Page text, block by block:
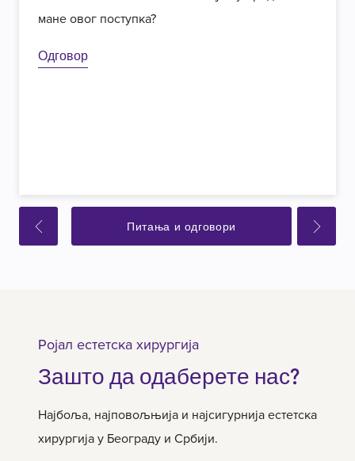
мане овог поступка?
Одговор
Питања и одговори
Ројал естетска хирургија
Зашто да одаберете нас?
Најбоља, најповољњија и најсигурнија естетска
хирургија у Београду и Србији.